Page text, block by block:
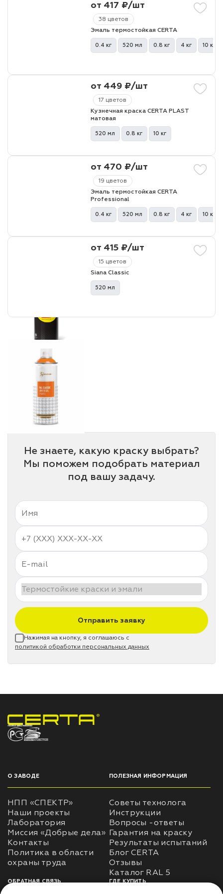
38 цветов
от 417 ₽/шт
Эмаль термостойкая CERTA
0.4 кг 520 мл 0.8 кг 4 кг 10 кг
17 цветов
от 449 ₽/шт
Кузнечная краска CERTA PLAST
матовая
520 мл 0.8 кг 10 кг
19 цветов
от 470 ₽/шт
Эмаль термостойкая CERTA
Professional
0.4 кг 520 мл 0.8 кг 4 кг 10 кг
15 цветов
от 415 ₽/шт
Siana Classic
520 мл
Не знаете, какую краску выбрать?
Мы поможем подобрать материал
под вашу задачу.
Отправить заявку
Нажимая на кнопку, я соглашаюсь с
политикой обработки персональных данных
НПП «СПЕКТР» ЗАВОД ЛАКОКРАСОЧНЫХ МАТЕРИАЛОВ
О ЗАВОДЕ
НПП «СПЕКТР»
Наши проекты
Лаборатория
Миссия «Добрые дела»
Контакты
Политика в области
ПОЛЕЗНАЯ ИНФОРМАЦИЯ
Советы технолога
Инструкции
Вопросы -ответы
Гарантия на краску
Результаты испытаний
Блог CERTA
Отзывы
Каталог RAL 5
ОБРАТНАЯ СВЯЗЬ ГДЕ КУПИТЬ